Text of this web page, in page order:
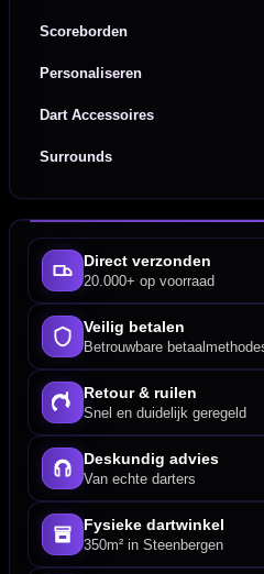
Scoreborden
Personaliseren
Dart Accessoires
Surrounds
Direct verzonden
20.000+ op voorraad
Veilig betalen
Betrouwbare
Retour & ruilen
Snel en duidelijk geregeld
Deskundig advies
Van echte darters
Fysieke dartwinkel
350m² in Steenbergen